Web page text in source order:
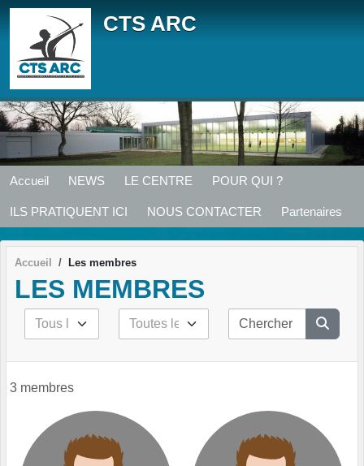
CTS ARC
Accueil NEWS LE CENTRE POUR QUI ?
ILS PRATIQUENT ICI NOUS CONTACTER Partenaires
Accueil Les membres
LES MEMBRES
3 membres
Panneau de gestion des cookies